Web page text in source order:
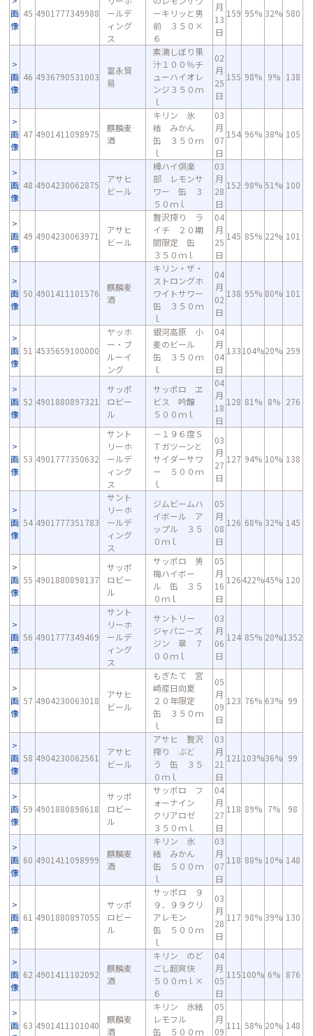
画
像
45 4901777349988
ールデ
ィング
ス
ーキリッと男
前 ３５０×
６
月
13
日
159 95% 32% 580
画
像
46 4936790531003
富永貿
易
素滴しぼり果
汁１００％チ
ューハイオレ
ンジ３５０ｍ
ｌ
02
月
25
日
155 98% 9% 138
画
像
47 4901411098975
麒麟麦
酒
キリン 氷
結 みかん
缶 ３５０ｍ
ｌ
03
月
07
日
154 96% 38% 105
画
像
48 4904230062875
アサヒ
ビール
樽ハイ倶楽
部 レモンサ
ワー 缶 ３
５０ｍｌ
03
月
28
日
152 98% 51% 100
画
像
49 4904230063971
アサヒ
ビール
贅沢搾り ラ
イチ ２０期
間限定 缶
３５０ｍｌ
04
月
25
日
145 85% 22% 101
画
像
50 4901411101576
麒麟麦
酒
キリン・ザ・
ストロングホ
ワイトサワー
缶 ３５０ｍ
ｌ
04
月
02
日
138 95% 80% 101
画
像
51 4535659100000
ヤッホ
ー・ブ
ルーイ
ング
銀河高原 小
麦のビール
缶 ３５０ｍ
ｌ
04
月
04
日
133104%20% 259
画
像
52 4901880897321
サッポ
ロビー
ル
サッポロ ヱ
ビス 吟醸
５００ｍｌ
04
月
18
日
128 81% 8% 276
画
像
53 4901777350632
サント
リーホ
ールデ
ィング
ス
－１９６度Ｓ
Ｔガツーンと
サイダーサワ
ー ５００ｍ
ｌ
03
月
27
日
127 94% 10% 138
画
像
54 4901777351783
サント
リーホ
ールデ
ィング
ス
ジムビームハ
イボール ア
ップル ３５
０ｍｌ
05
月
08
日
126 68% 32% 145
画
像
55 4901880898137
サッポ
ロビー
ル
サッポロ 男
梅ハイボー
ル 缶 ３５
０ｍｌ
05
月
16
日
126422%45% 120
画
像
56 4901777349469
サント
リーホ
ールデ
ィング
ス
サントリー
ジャパニ－ズ
ジン 翠 ７
００ｍｌ
03
月
06
日
124 85% 20%1352
画
像
57 4904230063018
アサヒ
ビール
もぎたて 宮
崎産日向夏
２０年限定
缶 ３５０ｍ
ｌ
05
月
09
日
123 76% 63% 99
画
像
58 4904230062561
アサヒ
ビール
アサヒ 贅沢
搾り ぶど
う 缶 ３５
０ｍｌ
03
月
21
日
121 103%36% 99
画
像
59 4901880898618
サッポ
ロビー
ル
サッポロ フ
ォーナイン
クリアロゼ
３５０ｍｌ
04
月
27
日
118 89% 7% 98
画
像
60 4901411098999
麒麟麦
酒
キリン 氷
結 みかん
缶 ５００ｍ
ｌ
03
月
07
日
118 88% 10% 148
画
像
61 4901880897055
サッポ
ロビー
ル
サッポロ ９
９．９９クリ
アレモン
缶 ５００ｍ
ｌ
03
月
28
日
117 98% 39% 130
画
像
62 4901411102092
麒麟麦
酒
キリン のど
ごし超爽快
５００ｍｌ×
６
04
月
05
日
115100% 6% 876
画 63 4901411101040
麒麟麦
酒
キリン 氷結
レモフル
缶 ５００ｍ
05
月
09
111 58% 20% 148